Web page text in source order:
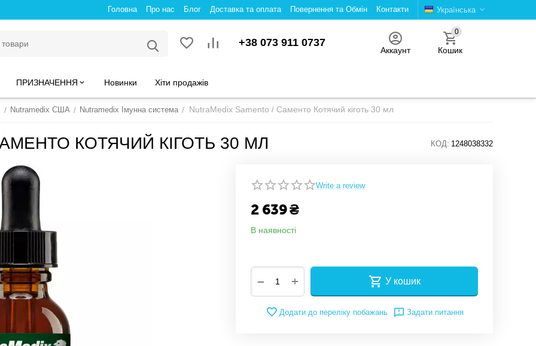
Українська
Головна Про нас Блог Доставка та оплата Повернення та Обмін Контакти
+38 073 911 0737
Аккаунт
0
Кошик
ПРИЗНАЧЕННЯ Новинки Хіти продажів
/ Nutramedix США / Nutramedix Імунна система / NutraMedix Samento / Саменто Котячий кіготь 30 мл
КОТЯЧИЙ КІГОТЬ 30 МЛ КОД: 1248038332
Write a review
2 639₴
В наявності
+
− У кошик
Додати до переліку побажань Задати питання